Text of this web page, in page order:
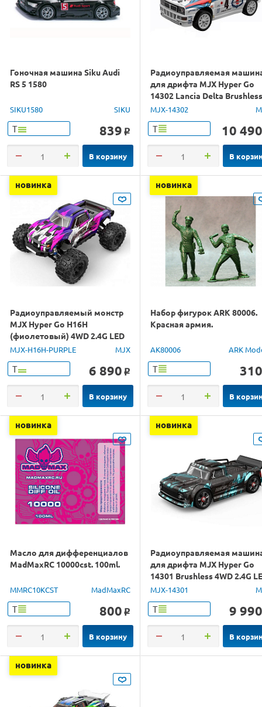
Гоночная машина Siku Audi
RS 5 1580
SIKU1580 SIKU
Т 839 o
В корзину
Радиоуправляемая
для дрифта MJX Hyper Go
14302 Lancia Delta Brushless
4WD 2.4G LED 1/14 RTR
MJX-14302
Т 10 490
В
новинка
Радиоуправляемый монстр
MJX Hyper Go H16H
(фиолетовый) 4WD 2.4G LED
GPS 1/16 RTR
MJX-H16H-PURPLE MJX
Т 6 890 o
В корзину
новинка
Набор фигурок ARK 80006.
Красная армия.
AK80006 ARK
Т 310
В
новинка
Масло для дифференциалов
MadMaxRC 10000cst. 100ml.
MMRC10KCST MadMaxRC
Т 800 o
В корзину
новинка
Радиоуправляемая
для дрифта MJX Hyper Go
14301 Brushless 4WD 2.4G
1/14 RTR
MJX-14301
Т 9 990
В
новинка